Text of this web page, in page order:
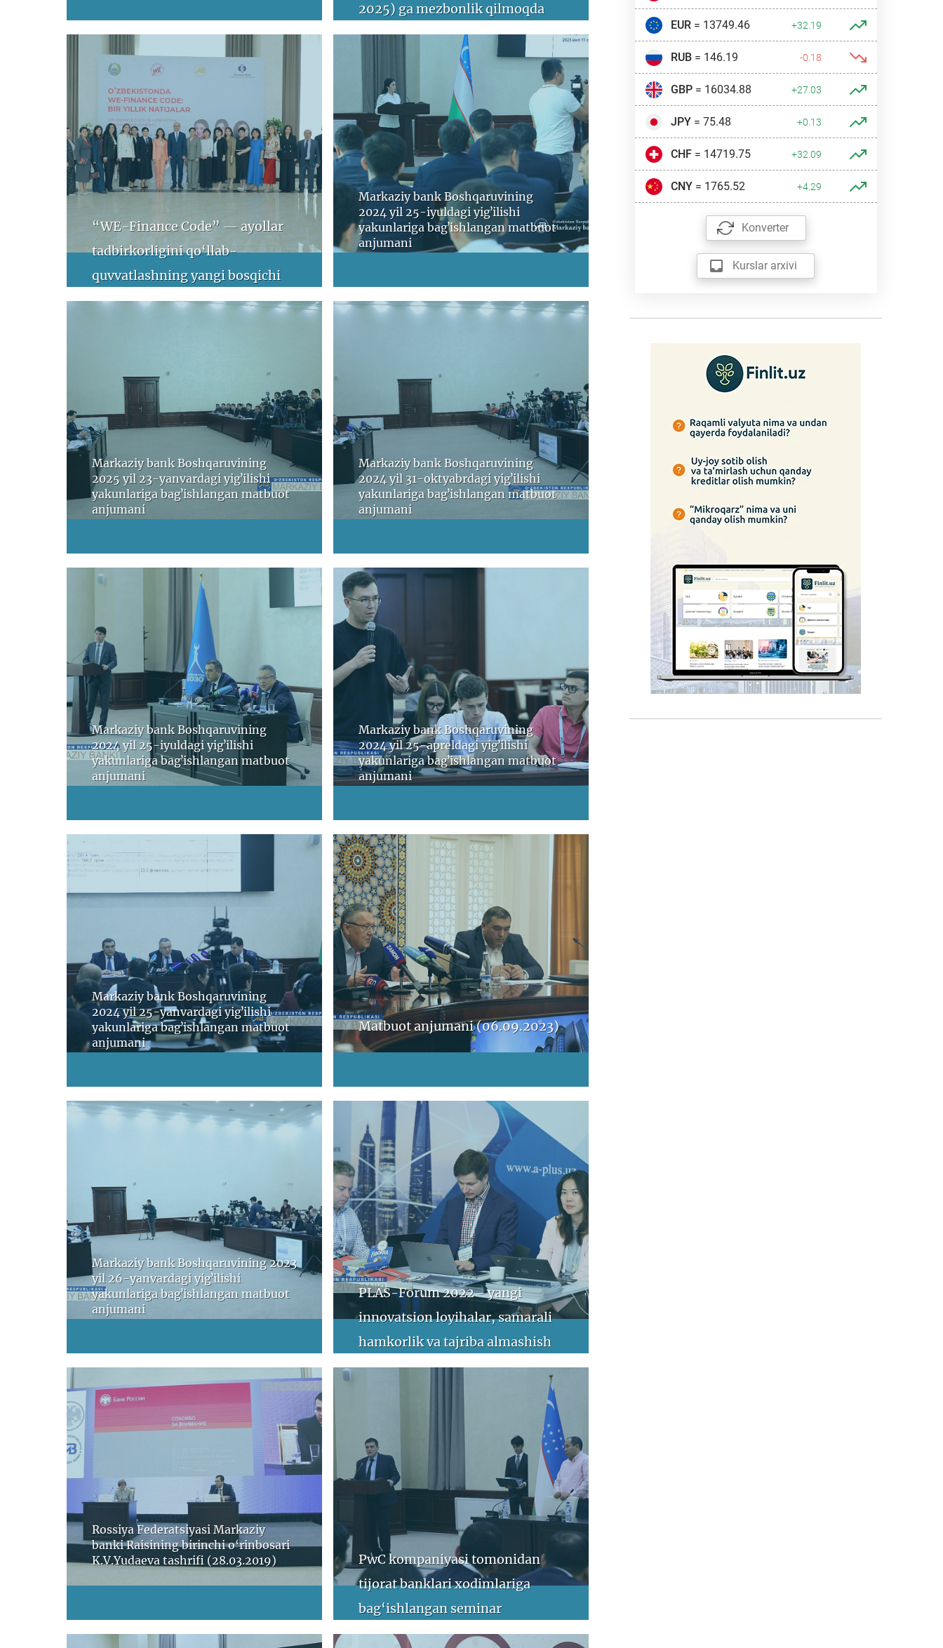
2025) ga mezbonlik qilmoqda
“WE-Finance Code” — ayollar
tadbirkorligini qo‘llab-
quvvatlashning yangi bosqichi
Markaziy bank Boshqaruvining
2024 yil 25-iyuldagi yigʼilishi
yakunlariga bagʼishlangan matbuot
anjumani
Markaziy bank Boshqaruvining
2025 yil 23-yanvardagi yigʼilishi
yakunlariga bagʼishlangan matbuot
anjumani
Markaziy bank Boshqaruvining
2024 yil 31-oktyabrdagi yigʼilishi
yakunlariga bagʼishlangan matbuot
anjumani
Markaziy bank Boshqaruvining
2024 yil 25-iyuldagi yigʼilishi
yakunlariga bagʼishlangan matbuot
anjumani
Markaziy bank Boshqaruvining
2024 yil 25-apreldagi yigʼilishi
yakunlariga bagʼishlangan matbuot
anjumani
Markaziy bank Boshqaruvining
2024 yil 25-yanvardagi yigʼilishi
yakunlariga bagʼishlangan matbuot
anjumani
Matbuot anjumani (06.09.2023)
Markaziy bank Boshqaruvining 2023
yil 26-yanvardagi yigʼilishi
yakunlariga bagʼishlangan matbuot
anjumani
PLAS-Forum 2022 - yangi
innovatsion loyihalar, samarali
hamkorlik va tajriba almashish
maydoni
Rossiya Federatsiyasi Markaziy
banki Raisining birinchi o‘rinbosari
K.V.Yudaeva tashrifi (28.03.2019)
PwC kompaniyasi tomonidan
tijorat banklari xodimlariga
bag‘ishlangan seminar
(17.12.2019)
EUR= 13749.46 +32.19
RUB= 146.19 -0.18
GBP= 16034.88 +27.03
JPY= 75.48 +0.13
CHF= 14719.75 +32.09
CNY= 1765.52 +4.29
Konverter
Kurslar arxivi